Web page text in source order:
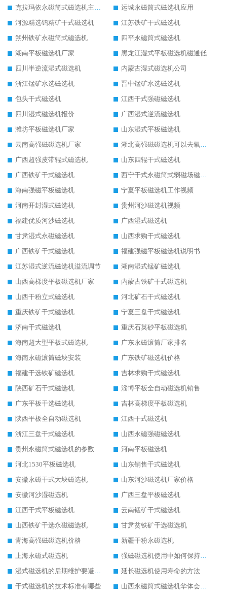
克拉玛依永磁筒式磁选机主要技术参数
运城永磁筒式磁选机应用
河源精选钨精矿干式磁选机
江苏铁矿干式磁选机
朔州铁矿永磁筒式磁选机
四平永磁筒式磁选机
湖南平板磁选机厂家
黑龙江湿式平板磁选机磁通低
四川半逆流湿式磁选机
内蒙古湿式磁选机公司
浙江锰矿水选磁选机
晋中锰矿水选磁选机
包头干式磁选机
江西干式强磁磁选机
四川湿式磁选机报价
广西湿式逆流磁选机
潍坊平板磁选机厂家
山东湿式平板磁选机
云南高强磁磁选机厂家
湖北高强磁磁选机可以去氧化铝
广西超强皮带辊式磁选机
山东四辊干式磁选机
广西铁矿干式磁选机
西宁干式永磁筒式弱磁场磁选机结构图
海南强磁平板磁选机
宁夏平板磁选机工作视频
河南开封湿式磁选机
贵州河沙磁选机视频
福建优质河沙磁选机
广西湿式磁选机
甘肃湿式永磁磁选机
山西求购干式磁选机
广西铁矿干式磁选机
福建强磁平板磁选机说明书
江苏湿式逆流磁选机溢流调节
湖南湿式锰矿磁选机
山西高梯度平板磁选机厂家
内蒙古铁矿干式磁选机
山西干粉立式磁选机
河北矿石干式磁选机
重庆铁矿干式磁选机
宁夏三盘干式磁选机
济南干式磁选机
重庆石英砂平板磁选机
海南超大型平板式磁选机
广东永磁滚筒厂家排名
海南永磁滚筒磁块安装
广东铁矿磁选机价格
福建干选铁矿磁选机
吉林求购干式磁选机
陕西矿石干式磁选机
淄博平板全自动磁选机销售
广东平板干选磁选机
吉林高梯度平板磁选机
陕西平板全自动磁选机
江西干式磁选机
浙江三盘干式磁选机
山西永磁强磁磁选机
贵州永磁筒式磁选机的参数
河南平板磁选机
河北1530平板磁选机
山东销售干式磁选机
安徽永磁干式大块磁选机
山东河沙磁选机厂家价格
安徽河沙湿磁选机
广西三盘平板磁选机
江西干式平板磁选机
云南锰矿干式磁选机
山西铁矿干选永磁磁选机
甘肃贫铁矿干选磁选机
青海高强磁磁选机价格
新疆干粉永磁选机
上海永磁式磁选机
强磁磁选机使用中如何保持其顺畅运行
湿式磁选机的后期维护要避开哪些坑
延长磁选机使用寿命的方法
干式磁选机的技术标准有哪些
山西永磁筒式磁选机华体会手机网页版-华体会(中国)